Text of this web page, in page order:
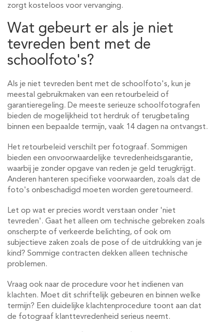
zorgt kosteloos voor vervanging.
Wat gebeurt er als je niet
tevreden bent met de
schoolfoto's?
Als je niet tevreden bent met de schoolfoto's, kun je
meestal gebruikmaken van een retourbeleid of
garantieregeling. De meeste serieuze schoolfotografen
bieden de mogelijkheid tot herdruk of terugbetaling
binnen een bepaalde termijn, vaak 14 dagen na ontvangst.
Het retourbeleid verschilt per fotograaf. Sommigen
bieden een onvoorwaardelijke tevredenheidsgarantie,
waarbij je zonder opgave van reden je geld terugkrijgt.
Anderen hanteren specifieke voorwaarden, zoals dat de
foto's onbeschadigd moeten worden geretourneerd.
Let op wat er precies wordt verstaan onder 'niet
tevreden'. Gaat het alleen om technische gebreken zoals
onscherpte of verkeerde belichting, of ook om
subjectieve zaken zoals de pose of de uitdrukking van je
kind? Sommige contracten dekken alleen technische
problemen.
Vraag ook naar de procedure voor het indienen van
klachten. Moet dit schriftelijk gebeuren en binnen welke
termijn? Een duidelijke klachtenprocedure toont aan dat
de fotograaf klanttevredenheid serieus neemt.